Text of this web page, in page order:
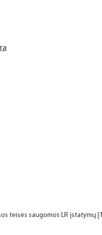
teisės saugomos LR įstatymų